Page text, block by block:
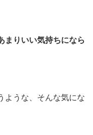
まりいい気持ちになら
ような、そんな気にな